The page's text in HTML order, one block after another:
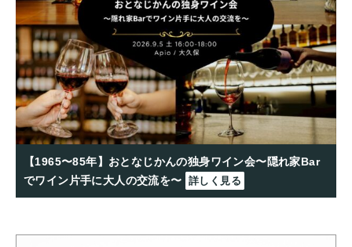
【1965〜85年】おとなじかんの独身ワイン会〜隠れ家Bar
でワイン片手に大人の交流を〜 詳しく見る